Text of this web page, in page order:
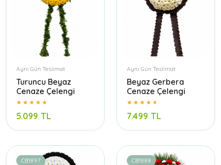
Aynı Gün Teslimat
Turuncu Beyaz
Cenaze Çelengi
5.099 TL
Aynı Gün Teslimat
Beyaz Gerbera
Cenaze Çelengi
7.499 TL
CB1897 CB1888